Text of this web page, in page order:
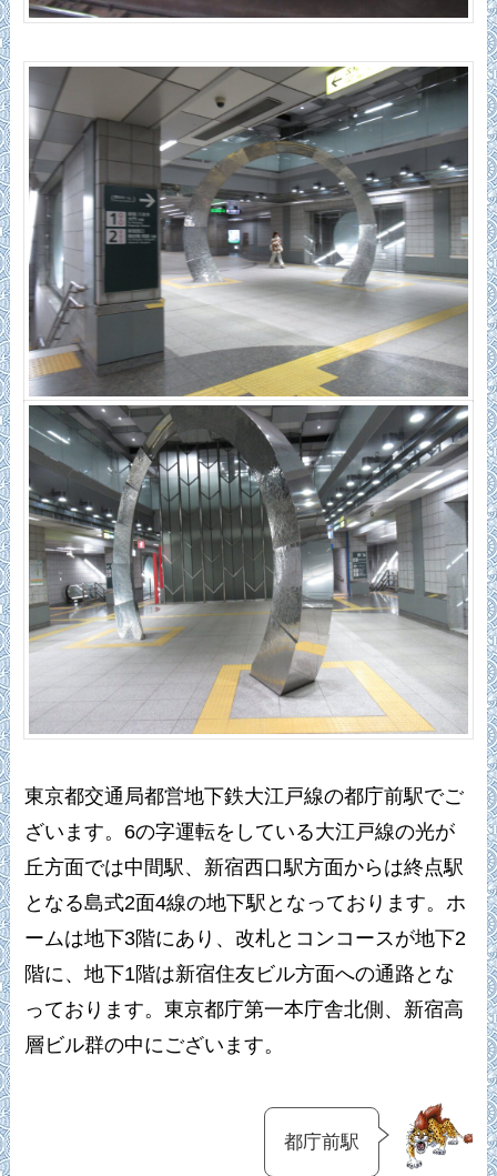
東京都交通局都営地下鉄大江戸線の都庁前駅でご
ざいます。6の字運転をしている大江戸線の光が
丘方面では中間駅、新宿西口駅方面からは終点駅
となる島式2面4線の地下駅となっております。ホ
ームは地下3階にあり、改札とコンコースが地下2
階に、地下1階は新宿住友ビル方面への通路とな
っております。東京都庁第一本庁舎北側、新宿高
層ビル群の中にございます。
都庁前駅